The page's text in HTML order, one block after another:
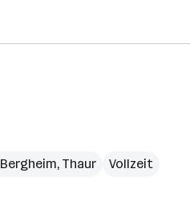
Bergheim, Thaur
Vollzeit